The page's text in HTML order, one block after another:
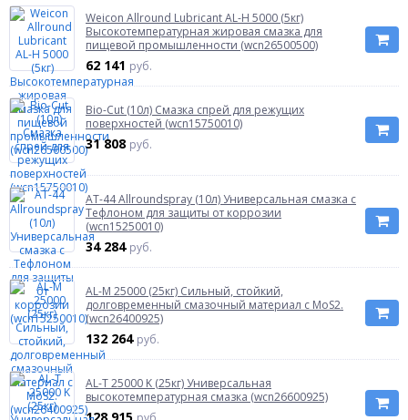
Weicon Allround Lubricant AL-H 5000 (5кг)
Высокотемпературная жировая смазка для
пищевой промышленности (wcn26500500)
62 141 руб.
Bio-Cut (10л) Cмазка спрей для режущих
поверхностей (wcn15750010)
31 808 руб.
AT-44 Allroundspray (10л) Универсальная смазка с
Тефлоном для защиты от коррозии
(wcn15250010)
34 284 руб.
AL-M 25000 (25кг) Сильный, стойкий,
долговременный смазочный материал с MoS2.
(wcn26400925)
132 264 руб.
AL-T 25000 K (25кг) Универсальная
высокотемпературная смазка (wcn26600925)